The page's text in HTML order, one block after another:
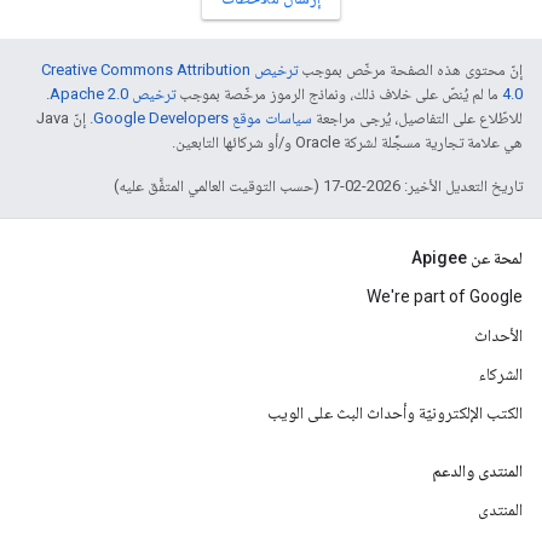
إنّ محتوى هذه الصفحة مرخّص بموجب
ترخيص Creative Commons Attribution
4.0‏ ما لم يُنصّ على خلاف ذلك، ونماذج الرموز مرخّصة بموجبترخيص Apache 2.0‏
.
للاطّلاع على التفاصيل، يُرجى مراجعة سياسات موقع Google Developers‏
. إنّ Java
هي علامة تجارية مسجَّلة لشركة Oracle و/أو شركائها التابعين.
تاريخ التعديل الأخير: 2026-02-17 (حسب التوقيت العالمي المتفَّق عليه)
لمحة عن Apigee
We're part of Google
الأحداث
الشركاء
الكتب الإلكترونيّة وأحداث البث على الويب
المنتدى والدعم
المنتدى